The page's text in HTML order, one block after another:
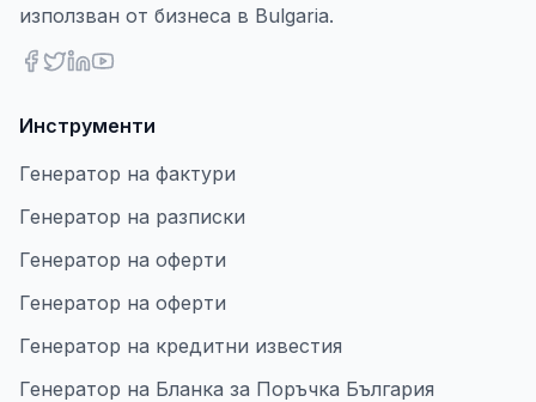
използван от бизнеса в Bulgaria.
Инструменти
Генератор на фактури
Генератор на разписки
Генератор на оферти
Генератор на оферти
Генератор на кредитни известия
Генератор на Бланка за Поръчка България